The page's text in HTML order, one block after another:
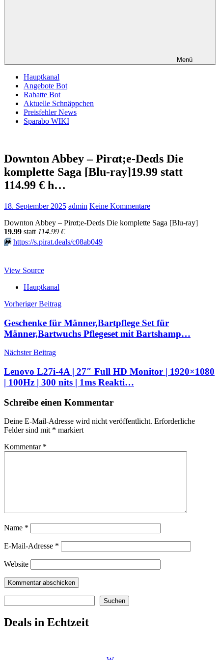
Menü
Hauptkanal
Angebote Bot
Rabatte Bot
Aktuelle Schnäppchen
Preisfehler News
Sparabo WIKI
Downton Abbey – Pirαt;е-Dеαls Die
komplette Saga [Blu-ray]19.99 statt
114.99 € h…
18. September 2025 admin Keine Kommentare
Downton Abbey – Pirαt;е-Dеαls Die komplette Saga [Blu-ray]
19.99 statt 114.99 €
⏩️ https://s.pirat.deals/c08ab049
View Source
Hauptkanal
Beitragsnavigation
Vorheriger Beitrag
Geschenke für Männer,Bartpflege Set für
Männer,Bartwuchs Pflegeset mit Bartshamp…
Nächster Beitrag
Lenovo L27i-4A | 27″ Full HD Monitor | 1920×1080
| 100Hz | 300 nits | 1ms Reakti…
Schreibe einen Kommentar
Deine E-Mail-Adresse wird nicht veröffentlicht. Erforderliche
Felder sind mit * markiert
Kommentar *
Name *
E-Mail-Adresse *
Website
Suchen
Deals in Echtzeit